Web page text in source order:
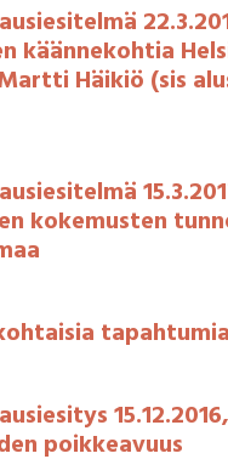
käännekohtia
Häikiö (sis
kokemusten
tapahtumia
15.12.2016,
poikkeavuus